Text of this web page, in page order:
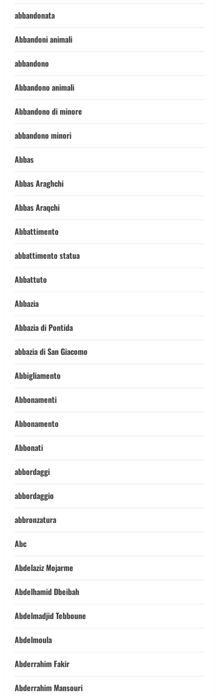
abbandonata
Abbandoni animali
abbandono
Abbandono animali
Abbandono di minore
abbandono minori
Abbas
Abbas Araghchi
Abbas Araqchi
Abbattimento
abbattimento statua
Abbattuto
Abbazia
Abbazia di Pontida
abbazia di San Giacomo
Abbigliamento
Abbonamenti
Abbonamento
Abbonati
abbordaggi
abbordaggio
abbronzatura
Abc
Abdelaziz Mojarme
Abdelhamid Dbeibah
Abdelmadjid Tebboune
Abdelmoula
Abderrahim Fakir
Abderrahim Mansouri